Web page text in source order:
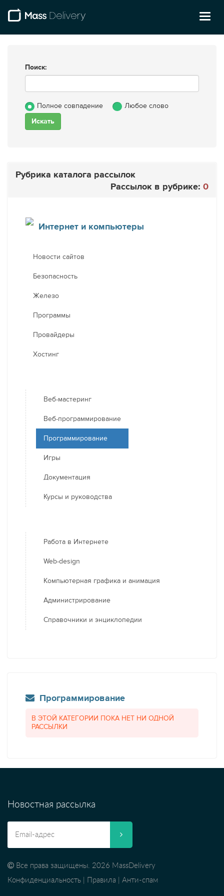
Поиск:
Полное совпадение Любое слово
Рубрика каталога рассылок
Рассылок в рубрике: 0
Интернет и компьютеры
Новости сайтов
Безопасность
Железо
Программы
Провайдеры
Хостинг
Веб-мастеринг
Веб-программирование
Программирование
Игры
Документация
Курсы и руководства
Работа в Интернете
Web-design
Компьютерная графика и анимация
Администрирование
Справочники и энциклопедии
Программирование
В ЭТОЙ КАТЕГОРИИ ПОКА НЕТ НИ ОДНОЙ
РАССЫЛКИ
Новостная рассылка
Все права защищены. 2026 MassDelivery
Конфиденциальность
Правила Анти-спам